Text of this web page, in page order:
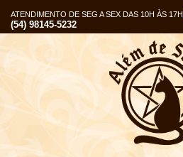
ATENDIMENTO DE SEG A SEX DAS 10H ÀS 17H
(54) 98145-5232